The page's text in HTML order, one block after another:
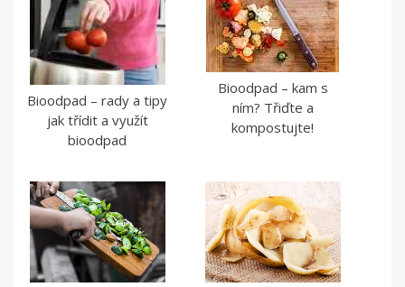
Bioodpad – rady a tipy
jak třídit a využít
bioodpad
Bioodpad – kam s
ním? Třiďte a
kompostujte!